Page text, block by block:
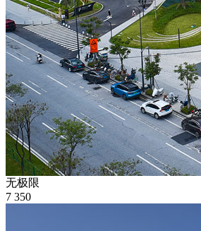
无极限
7 350